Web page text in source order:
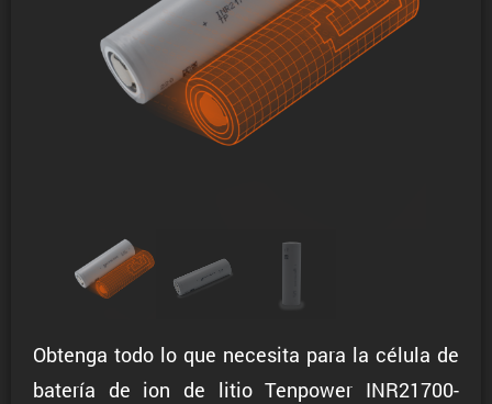
Obtenga todo lo que necesita para la célula de
batería de ion de litio Tenpower INR21700-